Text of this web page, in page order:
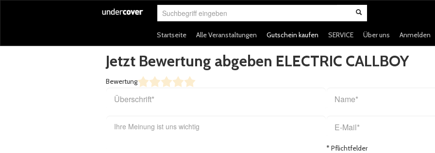
Suchbegriff eingeben
Startseite Alle Veranstaltungen Gutschein kaufen SERVICE Über uns Anmelden
Jetzt Bewertung abgeben ELECTRIC CALLBOY
Bewertung
* Pflichtfelder